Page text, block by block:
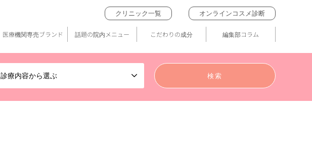
診療内容から選ぶ
クリニック一覧 オンラインコスメ診断
医療機関専売ブランド 話題の院内メニュー こだわりの成分 編集部コラム